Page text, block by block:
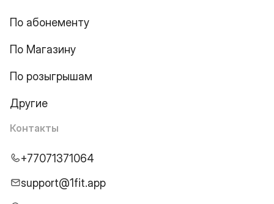
По абонементу
По Магазину
По розыгрышам
Другие
Контакты
+77071371064
support@1fit.app